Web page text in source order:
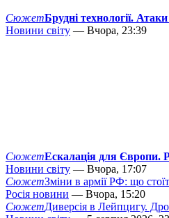
СюжетБрудні технології.
Новини світу — Вчора, 23:39
СюжетЕскалація для Європи.
Новини світу — Вчора, 17:07
СюжетЗміни в армії РФ: що
Росія новини — Вчора, 15:20
СюжетДиверсія в Лейпцигу.